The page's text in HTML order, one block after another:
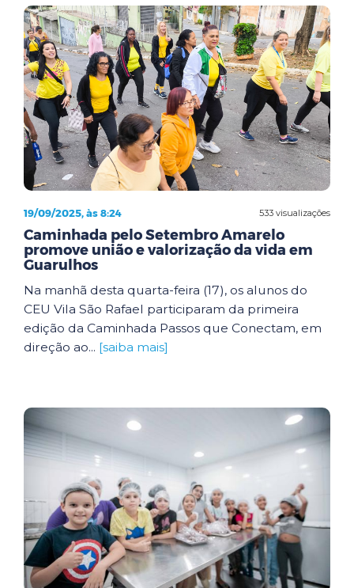
533 visualizações
19/09/2025, às 8:24
Caminhada pelo Setembro Amarelo
promove união e valorização da vida em
Guarulhos
Na manhã desta quarta-feira (17), os alunos do
CEU Vila São Rafael participaram da primeira
edição da Caminhada Passos que Conectam, em
direção ao... [saiba mais]